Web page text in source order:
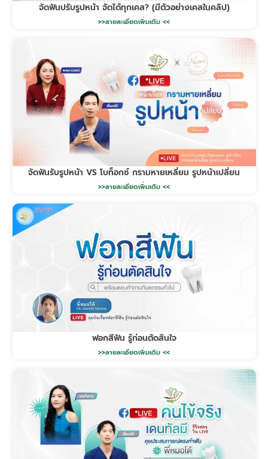
จัดฟันปรับรูปหน้า จัดได้ทุกเคส? (มีตัวอย่างเคสในคลิป)
>>ลายละเอียดเพิ่มเติม <<
จัดฟันรับรูปหน้า VS โบท็อกซ์ กรามหายเหลี่ยม รูปหน้าเปลี่ยน
>>ลายละเอียดเพิ่มเติม <<
ฟอกสีฟัน รู้ก่อนตัดสินใจ
>>ลายละเอียดเพิ่มเติม <<